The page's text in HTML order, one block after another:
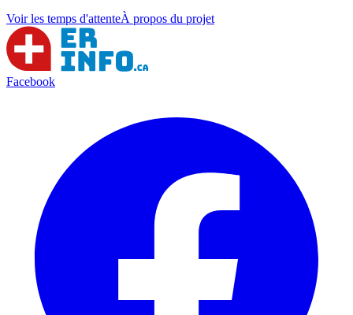
Voir les temps d'attenteÀ propos du projet
Facebook